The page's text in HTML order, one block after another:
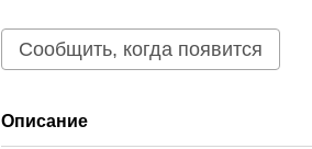
Сообщить, когда появится
Описание